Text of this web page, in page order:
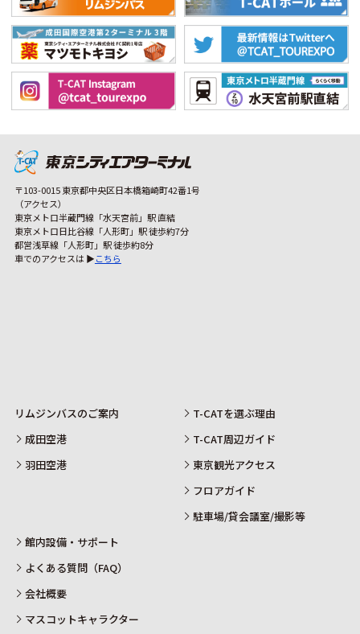
〒103-0015 東京都中央区日本橋箱崎町42番1号
（アクセス）
東京メトロ半蔵門線「水天宮前」駅 直結
東京メトロ日比谷線「人形町」駅 徒歩約7分
都営浅草線「人形町」駅 徒歩約8分
車でのアクセスは ▶こちら
リムジンバスのご案内
成田空港
羽田空港
T-CATを選ぶ理由
T-CAT周辺ガイド
東京観光アクセス
フロアガイド
駐車場/貸会議室/撮影等
館内設備・サポート
よくある質問（FAQ）
会社概要
マスコットキャラクター